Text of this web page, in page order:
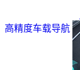
高精度车载导航